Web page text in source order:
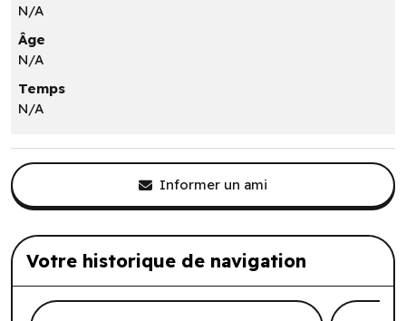
N/A
Âge
N/A
Temps
N/A
Informer un ami
Votre historique de navigation
Liste de produits suggérés: Votre